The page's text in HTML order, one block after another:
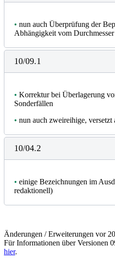
• nun auch Überprüfung der
Abhängigkeit vom
10/09.1
• Korrektur bei Überlagerung
Sonderfällen
• nun auch zweireihige,
10/04.2
• einige Bezeichnungen im
redaktionell)
Änderungen / Erweiterungen vor
Für Informationen über Versionen
hier.